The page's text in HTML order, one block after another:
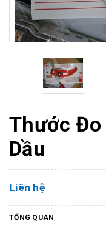
Thước Đo
Dầu
Liên hệ
TỔNG QUAN